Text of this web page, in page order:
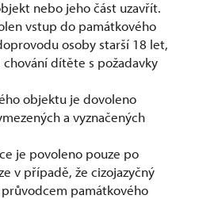
nebo jeho část uzavřít.
vstup do památkového
osoby starší 18 let,
dítěte s požadavky
objektu je dovoleno
a vyznačených
je povoleno pouze po
v případě, že cizojazyčný
památkového